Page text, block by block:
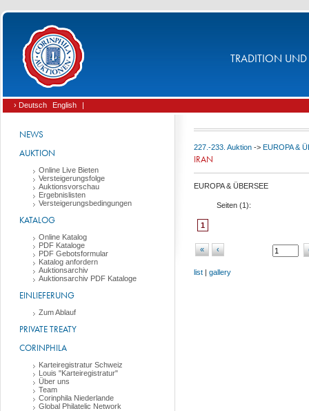
TRADITION UND
› Deutsch English |
NEWS
AUKTION
Online Live Bieten
Versteigerungsfolge
Auktionsvorschau
Ergebnislisten
Versteigerungsbedingungen
KATALOG
Online Katalog
PDF Kataloge
PDF Gebotsformular
Katalog anfordern
Auktionsarchiv
Auktionsarchiv PDF Kataloge
EINLIEFERUNG
Zum Ablauf
PRIVATE TREATY
CORINPHILA
Karteiregistratur Schweiz
Louis "Karteiregistratur"
Über uns
Team
Corinphila Niederlande
Global Philatelic Network
227.-233. Auktion -> EUROPA &
IRAN
EUROPA & ÜBERSEE
Seiten (1):
1
« ‹
list | gallery